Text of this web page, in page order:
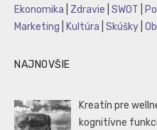
Ekonomika
Zdravie SWOT
Marketing
Kultúra Skúšky
NAJNOVŠIE
Kreatín pre
kognitívne